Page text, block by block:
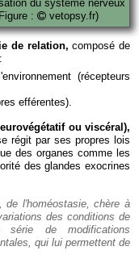
du système nerveux
:
vetopsy.fr)
de relation, composé de
(récepteurs
efférentes).
ou viscéral),
régit par ses propres lois
des organes comme les
des glandes exocrines
de l'homéostasie, chère à
des conditions de
de modifications
qui lui permettent de